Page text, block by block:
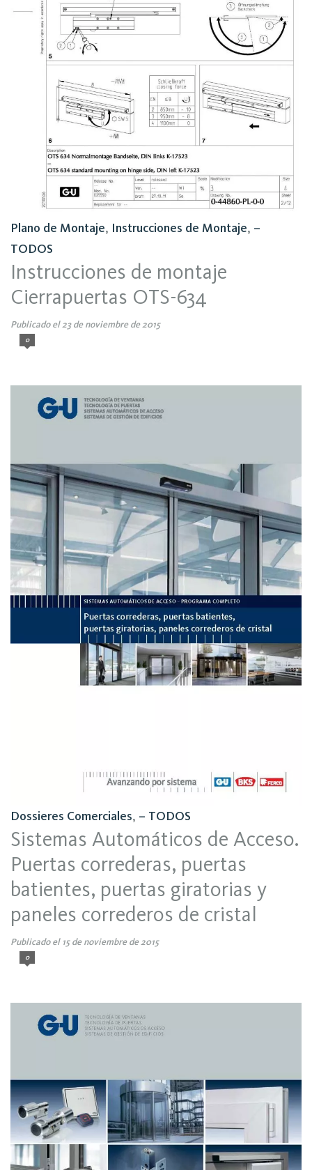
Plano de Montaje, Instrucciones de Montaje, –
TODOS
Instrucciones de montaje
Cierrapuertas OTS-634
Publicado el 23 de noviembre de 2015
0
Dossieres Comerciales, – TODOS
Sistemas Automáticos de Acceso.
Puertas correderas, puertas
batientes, puertas giratorias y
paneles correderos de cristal
Publicado el 15 de noviembre de 2015
0